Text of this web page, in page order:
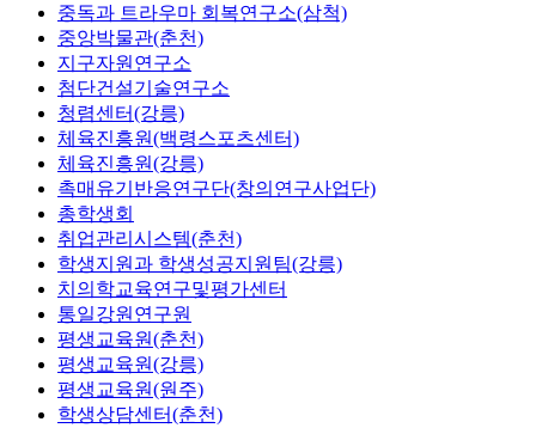
중독과 트라우마 회복연구소(삼척)
중앙박물관(춘천)
지구자원연구소
첨단건설기술연구소
청렴센터(강릉)
체육진흥원(백령스포츠센터)
체육진흥원(강릉)
촉매유기반응연구단(창의연구사업단)
총학생회
취업관리시스템(춘천)
학생지원과 학생성공지원팀(강릉)
치의학교육연구및평가센터
통일강원연구원
평생교육원(춘천)
평생교육원(강릉)
평생교육원(원주)
학생상담센터(춘천)